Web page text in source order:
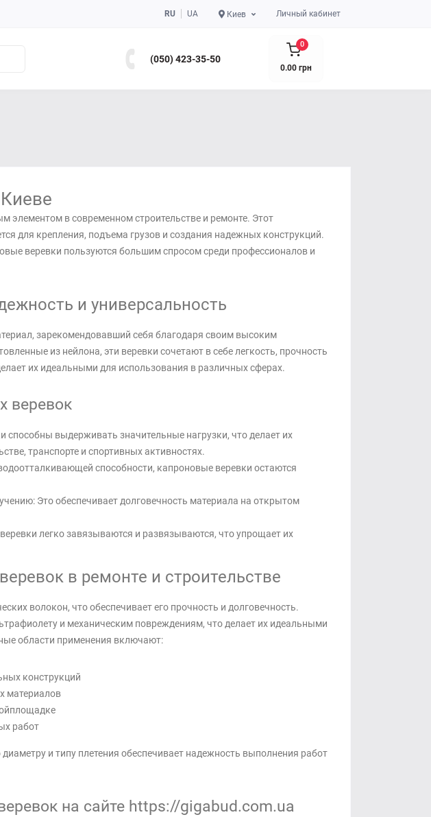
RU UA Киев Личный кабинет
(050) 423-35-50
0
0.00 грн
элементом в современном строительстве и ремонте. Этот
для крепления, подъема грузов и создания надежных конструкций.
веревки пользуются большим спросом среди профессионалов и
и универсальность
зарекомендовавший себя благодаря своим высоким
из нейлона, эти веревки сочетают в себе легкость, прочность
их идеальными для использования в различных сферах.
веревок
выдерживать значительные нагрузки, что делает их
транспорте и спортивных активностях.
способности, капроновые веревки остаются
Это обеспечивает долговечность материала на открытом
легко завязываются и развязываются, что упрощает их
в ремонте и строительстве
волокон, что обеспечивает его прочность и долговечность.
и механическим повреждениям, что делает их идеальными
области применения включают:
конструкций
материалов
работ
и типу плетения обеспечивает надежность выполнения работ
на сайте https://gigabud.com.ua